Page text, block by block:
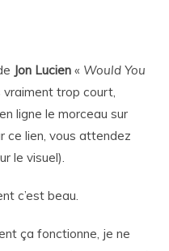
Jon Lucien « Would You
vraiment trop court,
ligne le morceau sur
ce lien, vous attendez
le visuel).
c’est beau.
ça fonctionne, je ne